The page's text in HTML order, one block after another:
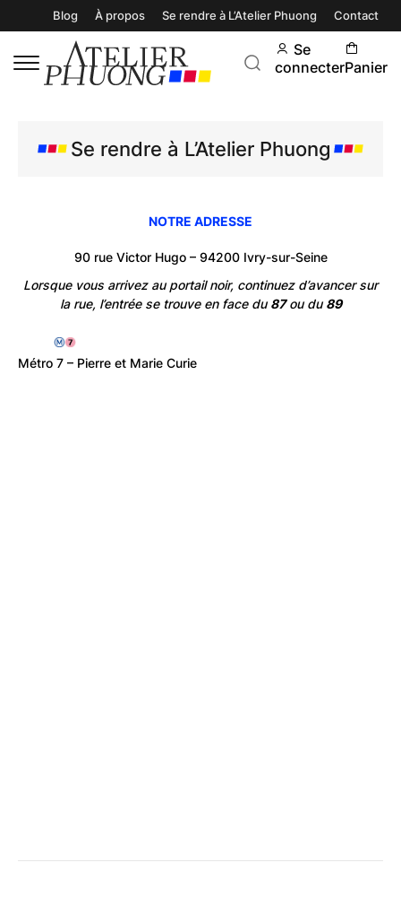
Blog À propos Se rendre à L’Atelier Phuong Contact
Se
connecterPanier
Se rendre à L’Atelier Phuong
NOTRE ADRESSE
90 rue Victor Hugo – 94200 Ivry-sur-Seine
Lorsque vous arrivez au portail noir, continuez d’avancer sur
la rue, l’entrée se trouve en face du87ou du89
Métro 7 – Pierre et Marie Curie